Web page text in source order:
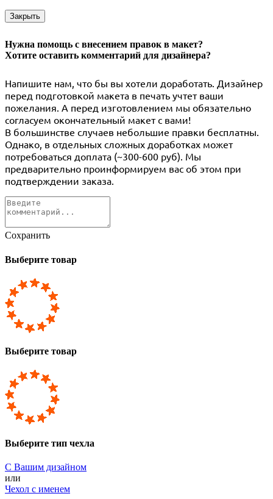
Закрыть
Нужна помощь с внесением правок в макет?
Хотите оставить комментарий для дизайнера?
Напишите нам, что бы вы хотели доработать. Дизайнер
перед подготовкой макета в печать учтет ваши
пожелания. А перед изготовлением мы обязательно
согласуем окончательный макет с вами!
В большинстве случаев небольшие правки бесплатны.
Однако, в отдельных сложных доработках может
потребоваться доплата (~300-600 руб). Мы
предварительно проинформируем вас об этом при
подтверждении заказа.
Сохранить
Выберите товар
Выберите товар
Выберите тип чехла
С Вашим дизайном
или
Чехол с именем